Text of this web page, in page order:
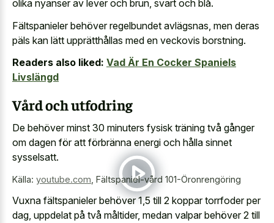
olika nyanser av lever och brun, svart och blå.
Fältspanieler behöver regelbundet avlägsnas, men deras
päls kan lätt upprätthållas med en veckovis borstning.
Readers also liked: Vad Är En Cocker Spaniels
Livslängd
Vård och utfodring
De behöver minst 30 minuters fysisk träning två gånger
om dagen för att förbränna energi och hålla sinnet
sysselsatt.
Källa: youtube.com Fältspaniel-vård 101-Öronrengöring
Vuxna fältspanieler behöver 1,5 till 2 koppar torrfoder per
dag, uppdelat på två måltider, medan valpar behöver 2 till